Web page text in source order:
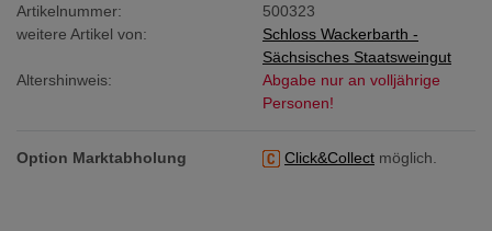
Artikelnummer:
500323
weitere Artikel von:
Schloss Wackerbarth -
Sächsisches Staatsweingut
Altershinweis:
Abgabe nur an volljährige
Personen!
Option Marktabholung Click&Collect möglich.